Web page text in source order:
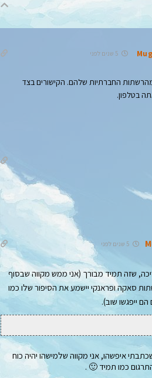
5 שנים לפני
החברתיות שלהם. הקישורים בצד
בטלפון.
5 שנים לפני
שזה תמיד מבורך (אני ממש מקווה שבסוף
סאקה ופראנקי יישמע את הסיפור שלו כמו
ייפגשו שוב).
איפשהו, אני מקווה שלמישהו יהיה כוח
כמו תמיד 🙂 .